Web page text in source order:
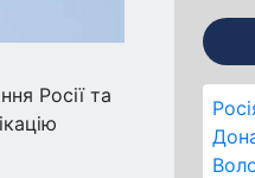
Росії та